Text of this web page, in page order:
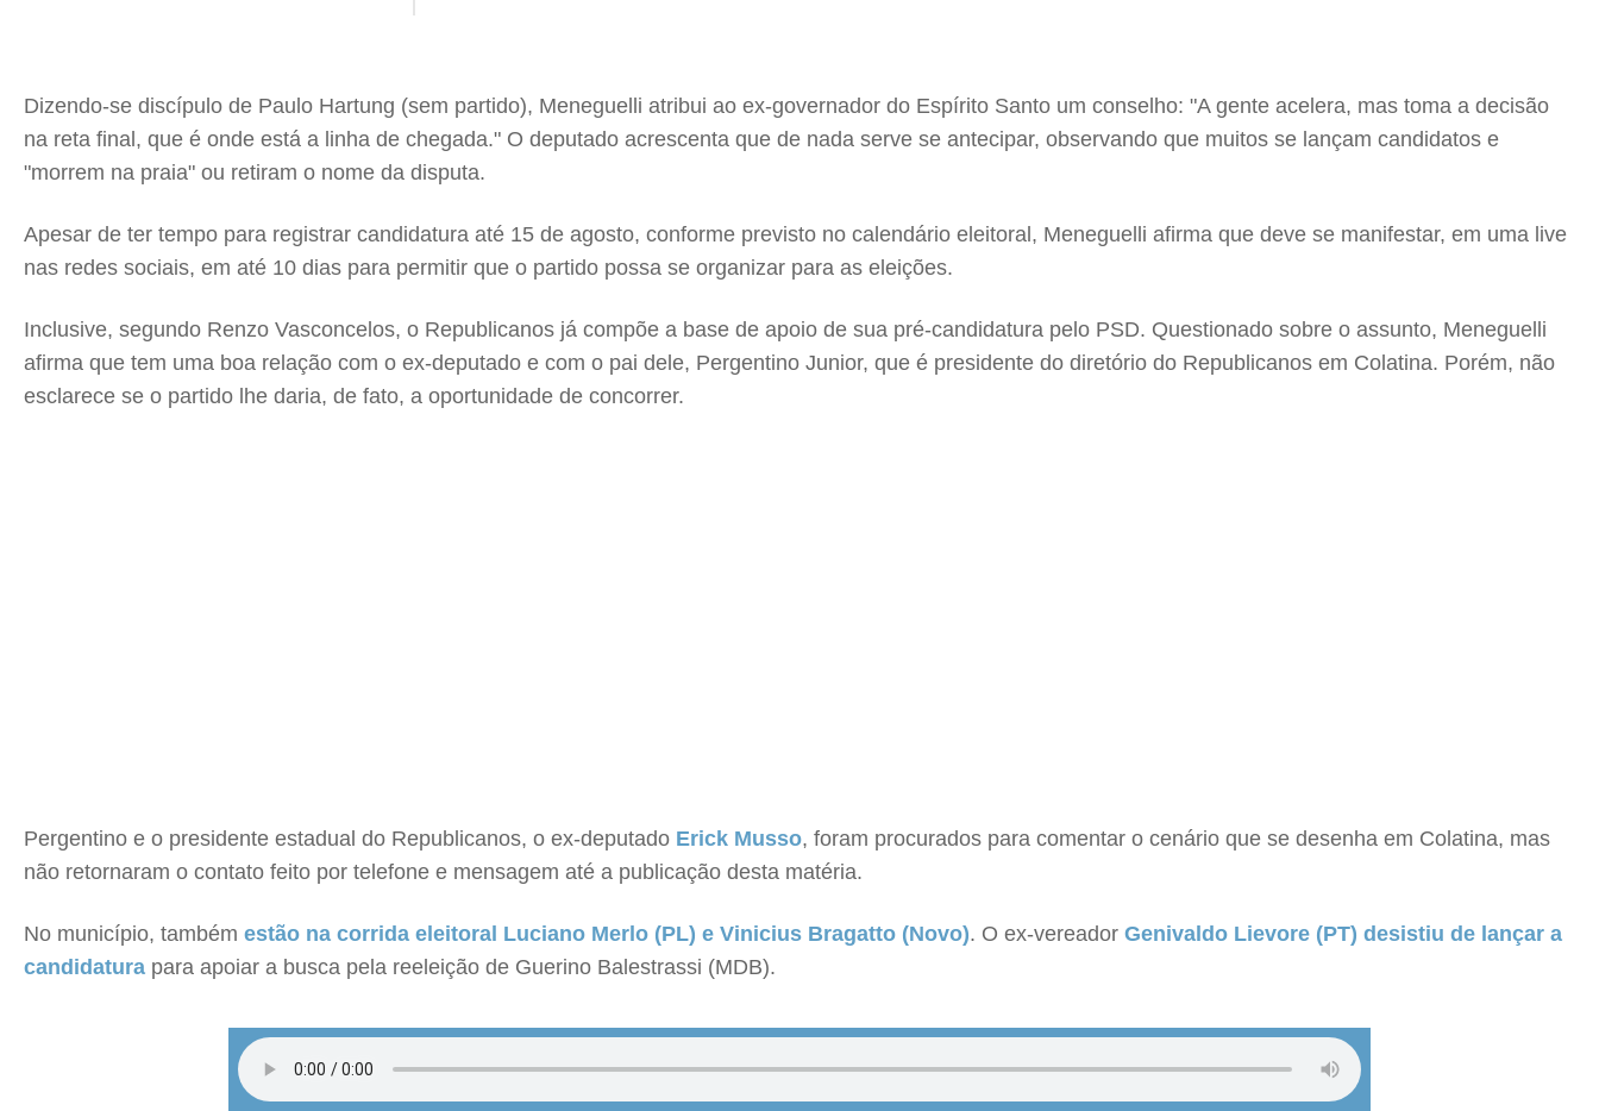
Dizendo-se discípulo de Paulo Hartung (sem partido), Meneguelli atribui ao ex-governador do Espírito Santo um conselho: "A gente acelera, mas toma a decisão
na reta final, que é onde está a linha de chegada." O deputado acrescenta que de nada serve se antecipar, observando que muitos se lançam candidatos e
"morrem na praia" ou retiram o nome da disputa.
Apesar de ter tempo para registrar candidatura até 15 de agosto, conforme previsto no calendário eleitoral, Meneguelli afirma que deve se manifestar, em uma live
nas redes sociais, em até 10 dias para permitir que o partido possa se organizar para as eleições.
Inclusive, segundo Renzo Vasconcelos, o Republicanos já compõe a base de apoio de sua pré-candidatura pelo PSD. Questionado sobre o assunto, Meneguelli
afirma que tem uma boa relação com o ex-deputado e com o pai dele, Pergentino Junior, que é presidente do diretório do Republicanos em Colatina. Porém, não
esclarece se o partido lhe daria, de fato, a oportunidade de concorrer.
Pergentino e o presidente estadual do Republicanos, o ex-deputado Erick Musso, foram procurados para comentar o cenário que se desenha em Colatina, mas
não retornaram o contato feito por telefone e mensagem até a publicação desta matéria.
No município, também estão na corrida eleitoral Luciano Merlo (PL) e Vinicius Bragatto (Novo). O ex-vereador Genivaldo Lievore (PT) desistiu de lançar a
candidatura para apoiar a busca pela reeleição de Guerino Balestrassi (MDB).